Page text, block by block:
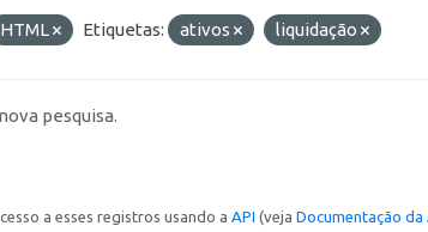
HTML Etiquetas: ativos liquidação
pesquisa.
a esses registros usando a API (veja Documentação da